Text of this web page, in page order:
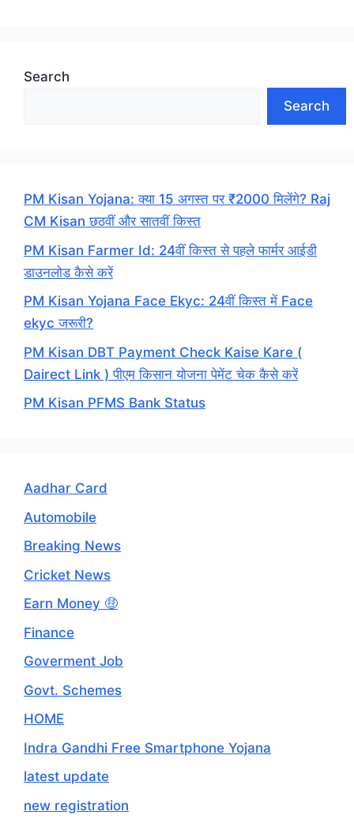
Search
Search
PM Kisan Yojana: क्या 15 अगस्त पर ₹2000 मिलेंगे? Raj
CM Kisan छठवीं और सातवीं किस्त
PM Kisan Farmer Id: 24वीं किस्त से पहले फार्मर आईडी
डाउनलोड कैसे करें
PM Kisan Yojana Face Ekyc: 24वीं किस्त में Face
ekyc जरूरी?
PM Kisan DBT Payment Check Kaise Kare (
Dairect Link ) पीएम किसान योजना पेमेंट चेक कैसे करें
PM Kisan PFMS Bank Status
Aadhar Card
Automobile
Breaking News
Cricket News
Earn Money 🤑
Finance
Goverment Job
Govt. Schemes
HOME
Indra Gandhi Free Smartphone Yojana
latest update
new registration